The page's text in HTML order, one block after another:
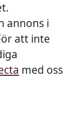
annons i
att inte
med oss